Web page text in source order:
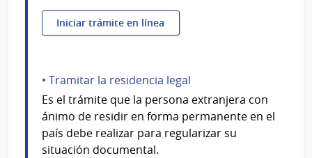
Iniciar trámite en línea
• Tramitar la residencia legal
Es el trámite que la persona extranjera con
ánimo de residir en forma permanente en el
país debe realizar para regularizar su
situación documental.